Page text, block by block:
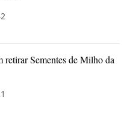
retirar Sementes de Milho da